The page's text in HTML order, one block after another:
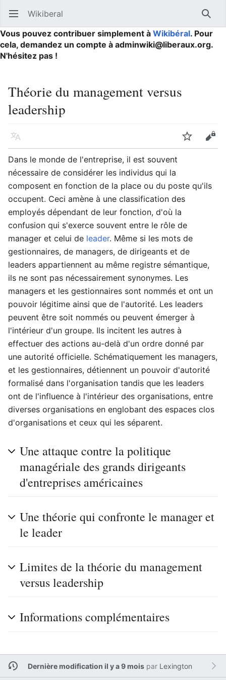
Ouvrir le menu principal Wikiberal
Vous pouvez contribuer simplement à Wikibéral. Pour
cela, demandez un compte à adminwiki@liberaux.org.
N'hésitez pas !
Théorie du management versus
leadership
Langue Suivre
Dans le monde de l'entreprise, il est souvent
nécessaire de considérer les individus qui la
composent en fonction de la place ou du poste qu'ils
occupent. Ceci amène à une classification des
employés dépendant de leur fonction, d'où la
confusion qui s'exerce souvent entre le rôle de
manager et celui de leader. Même si les mots de
gestionnaires, de managers, de dirigeants et de
leaders appartiennent au même registre sémantique,
ils ne sont pas nécessairement synonymes. Les
managers et les gestionnaires sont nommés et ont un
pouvoir légitime ainsi que de l'autorité. Les leaders
peuvent être soit nommés ou peuvent émerger à
l'intérieur d'un groupe. Ils incitent les autres à
effectuer des actions au-delà d'un ordre donné par
une autorité officielle. Schématiquement les managers,
et les gestionnaires, détiennent un pouvoir d'autorité
formalisé dans l'organisation tandis que les leaders
ont de l'influence à l'intérieur des organisations, entre
diverses organisations en englobant des espaces clos
d'organisations et ceux qui les séparent.
Une attaque contre la politique
managériale des grands dirigeants
d'entreprises américaines
Une théorie qui confronte le manager et
le leader
Limites de la théorie du management
versus leadership
Informations complémentaires
Dernière modification il y a 9 moispar Lexington